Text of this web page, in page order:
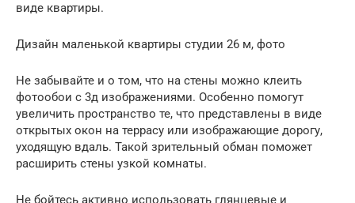
виде квартиры.
Дизайн маленькой квартиры студии 26 м, фото
Не забывайте и о том, что на стены можно клеить
фотообои с 3д изображениями. Особенно помогут
увеличить пространство те, что представлены в виде
открытых окон на террасу или изображающие дорогу,
уходящую вдаль. Такой зрительный обман поможет
расширить стены узкой комнаты.
Не бойтесь активно использовать глянцевые и